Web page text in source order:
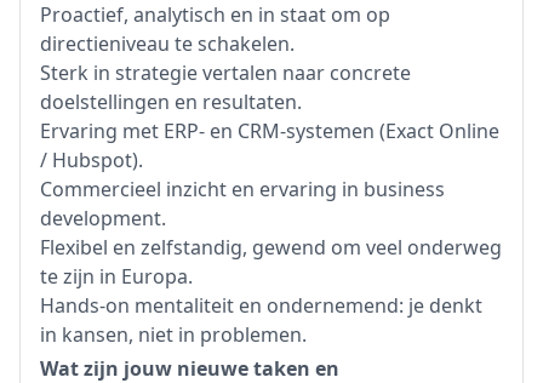
Proactief, analytisch en in staat om op
directieniveau te schakelen.
Sterk in strategie vertalen naar concrete
doelstellingen en resultaten.
Ervaring met ERP- en CRM-systemen (Exact Online
/ Hubspot).
Commercieel inzicht en ervaring in business
development.
Flexibel en zelfstandig, gewend om veel onderweg
te zijn in Europa.
Hands-on mentaliteit en ondernemend: je denkt
in kansen, niet in problemen.
Wat zijn jouw nieuwe taken en